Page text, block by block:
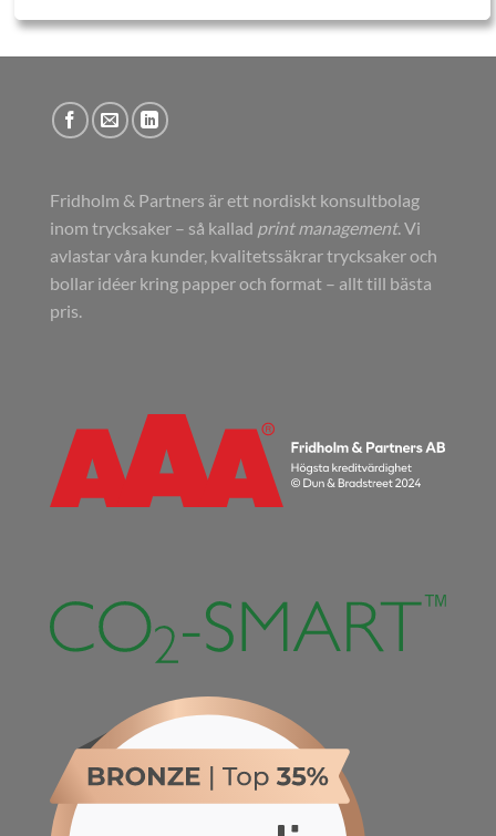
Fridholm & Partners är ett nordiskt konsultbolag
inom trycksaker – så kallad print management. Vi
avlastar våra kunder, kvalitetssäkrar trycksaker och
bollar idéer kring papper och format – allt till bästa
pris.